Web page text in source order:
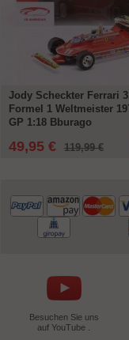
Jody Scheckter Ferrari
Formel 1 Weltmeister
GP 1:18 Bburago
49,95 € 119,99 €
Besuchen Sie uns
auf YouTube .